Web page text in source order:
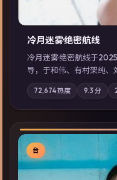
冷月迷雾·绝密航线
冷月迷雾·绝密航线于
导，于和伟、有村架纯、
轴，记忆碎片重组后，主
影与配乐强化地域气质；
剧在线看」延展检索同类
72,674热度 9.3 分
台